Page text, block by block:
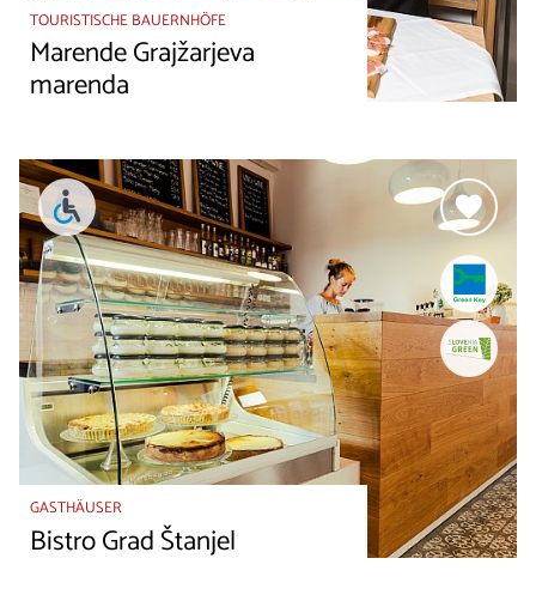
TOURISTISCHE BAUERNHÖFE
Marende Grajžarjeva
marenda
GASTHÄUSER
Bistro Grad Štanjel